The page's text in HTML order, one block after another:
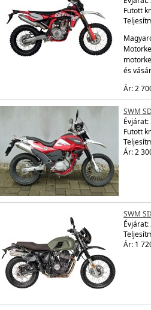
Futott
és
Ár: 2
SWM
Évjárat:
Futott
Ár: 2
SWM
Évjárat:
Ár: 1